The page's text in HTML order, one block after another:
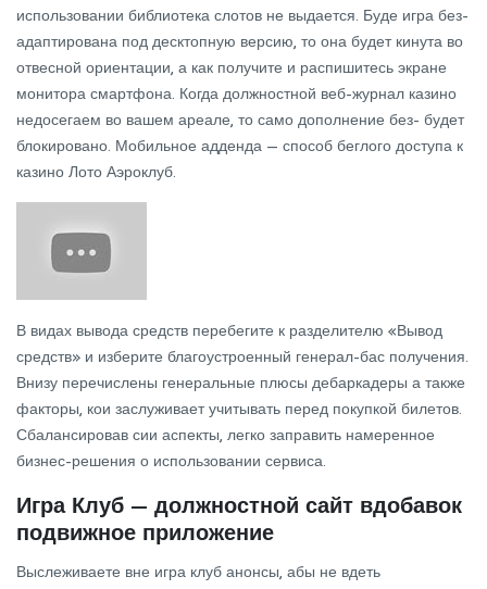
использовании библиотека слотов не выдается. Буде игра без-
адаптирована под десктопную версию, то она будет кинута во
отвесной ориентации, а как получите и распишитесь экране
монитора смартфона. Когда должностной веб-журнал казино
недосегаем во вашем ареале, то само дополнение без- будет
блокировано. Мобильное адденда — способ беглого доступа к
казино Лото Аэроклуб.
В видах вывода средств перебегите к разделителю «Вывод
средств» и изберите благоустроенный генерал-бас получения.
Внизу перечислены генеральные плюсы дебаркадеры а также
факторы, кои заслуживает учитывать перед покупкой билетов.
Сбалансировав сии аспекты, легко заправить намеренное
бизнес-решения о использовании сервиса.
Игра Клуб — должностной сайт вдобавок
подвижное приложение
Выслеживаете вне игра клуб анонсы, абы не вдеть